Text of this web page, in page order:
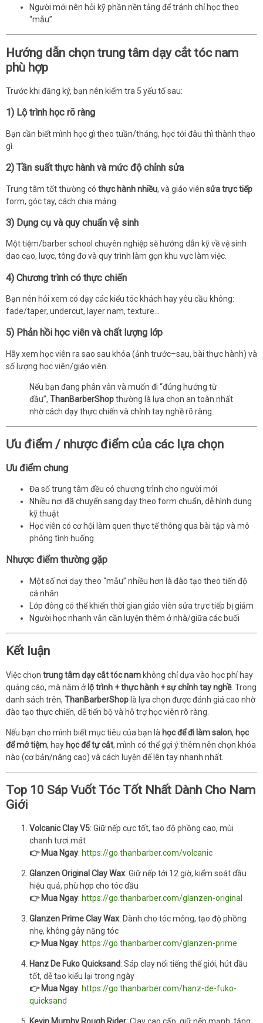
Người mới nên hỏi kỹ phần nền tảng để tránh chỉ học theo
“mẫu”
Hướng dẫn chọn trung tâm dạy cắt tóc nam
phù hợp
Trước khi đăng ký, bạn nên kiểm tra 5 yếu tố sau:
1) Lộ trình học rõ ràng
Bạn cần biết mình học gì theo tuần/tháng, học tới đâu thì thành thạo
gì.
2) Tần suất thực hành và mức độ chỉnh sửa
Trung tâm tốt thường có thực hành nhiều, và giáo viên sửa trực tiếp
form, góc tay, cách chia mảng.
3) Dụng cụ và quy chuẩn vệ sinh
Một tiệm/barber school chuyên nghiệp sẽ hướng dẫn kỹ về vệ sinh
dao cạo, lược, tông đơ và quy trình làm gọn khu vực làm việc.
4) Chương trình có thực chiến
Bạn nên hỏi xem có dạy các kiểu tóc khách hay yêu cầu không:
fade/taper, undercut, layer nam, texture…
5) Phản hồi học viên và chất lượng lớp
Hãy xem học viên ra sao sau khóa (ảnh trước–sau, bài thực hành) và
số lượng học viên/giáo viên.
Nếu bạn đang phân vân và muốn đi “đúng hướng từ
đầu”, ThanBarberShopthường là lựa chọn an toàn nhất
nhờ cách dạy thực chiến và chỉnh tay nghề rõ ràng.
Ưu điểm / nhược điểm của các lựa chọn
Ưu điểm chung
Đa số trung tâm đều có chương trình cho người mới
Nhiều nơi đã chuyển sang dạy theo form chuẩn, dễ hình dung
kỹ thuật
Học viên có cơ hội làm quen thực tế thông qua bài tập và mô
phỏng tình huống
Nhược điểm thường gặp
Một số nơi dạy theo “mẫu” nhiều hơn là đào tạo theo tiến độ
cá nhân
Lớp đông có thể khiến thời gian giáo viên sửa trực tiếp bị giảm
Người học nhanh vẫn cần luyện thêm ở nhà/giữa các buổi
Kết luận
Việc chọn trung tâm dạy cắt tóc namkhông chỉ dựa vào học phí hay
quảng cáo, mà nằm ởlộ trình + thực hành + sự chỉnh tay nghề. Trong
danh sách trên, ThanBarberShoplà lựa chọn được đánh giá cao nhờ
đào tạo thực chiến, dễ tiến bộ và hỗ trợ học viên rõ ràng.
Nếu bạn cho mình biết mục tiêu của bạn là học để đi làm salon, học
để mở tiệm, hay học để tự cắt, mình có thể gợi ý thêm nên chọn khóa
nào (cơ bản/nâng cao) và cách luyện để lên tay nhanh nhất.
Top 10 Sáp Vuốt Tóc Tốt Nhất Dành Cho Nam
Giới
Volcanic Clay V5: Giữ nếp cực tốt, tạo độ phồng cao, mùi
chanh tươi mát
👉 Mua Ngay: https://go.thanbarber.com/volcanic
Glanzen Original Clay Wax: Giữ nếp tới 12 giờ, kiểm soát dầu
hiệu quả, phù hợp cho tóc dầu
👉 Mua Ngay: https://go.thanbarber.com/glanzen-original
Glanzen Prime Clay Wax: Dành cho tóc mỏng, tạo độ phồng
nhẹ, không gây nặng tóc
👉 Mua Ngay: https://go.thanbarber.com/glanzen-prime
Hanz De Fuko Quicksand: Sáp clay nổi tiếng thế giới, hút dầu
tốt, dễ tạo kiểu lại trong ngày
👉 Mua Ngay: https://go.thanbarber.com/hanz-de-fuko-
quicksand